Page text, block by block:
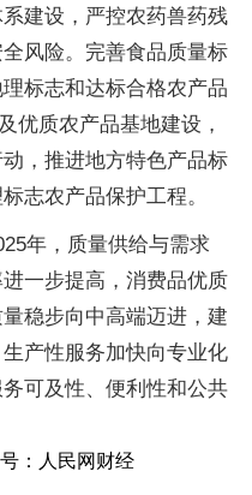
建设，严控农药兽药残
风险。完善食品质量标
标志和达标合格农产品
优质农产品基地建设，
，推进地方特色产品标
志农产品保护工程。
年，质量供给与需求
一步提高，消费品优质
稳步向中高端迈进，建
产性服务加快向专业化
可及性、便利性和公共
：人民网财经